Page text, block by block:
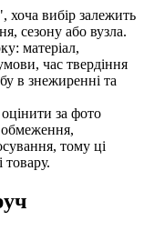
хоча вибір залежить
сезону або вузла.
матеріал,
час твердіння
в знежиренні та
за фото
тому ці
товару.